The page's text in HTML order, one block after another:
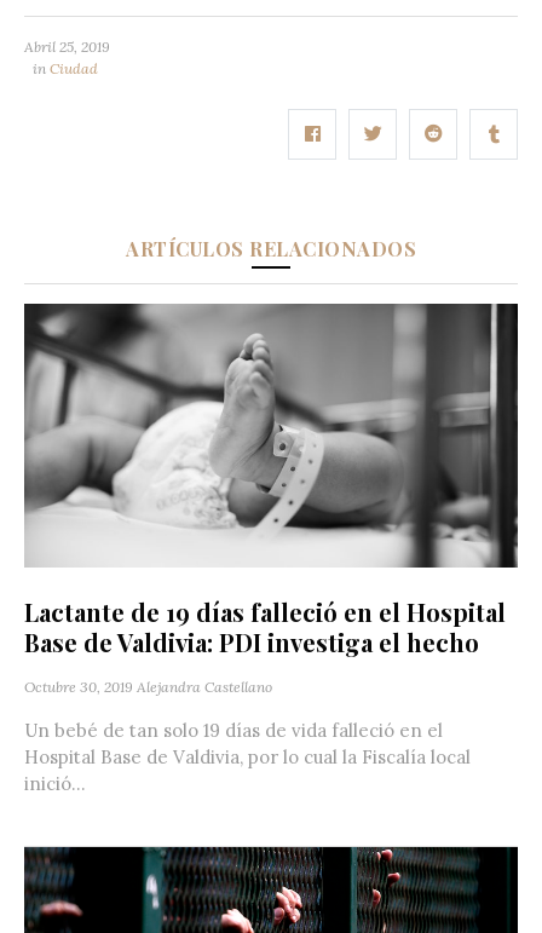
Abril 25, 2019
in Ciudad
ARTÍCULOS RELACIONADOS
Lactante de 19 días falleció en el Hospital
Base de Valdivia: PDI investiga el hecho
Octubre 30, 2019 Alejandra Castellano
Un bebé de tan solo 19 días de vida falleció en el
Hospital Base de Valdivia, por lo cual la Fiscalía local
inició...